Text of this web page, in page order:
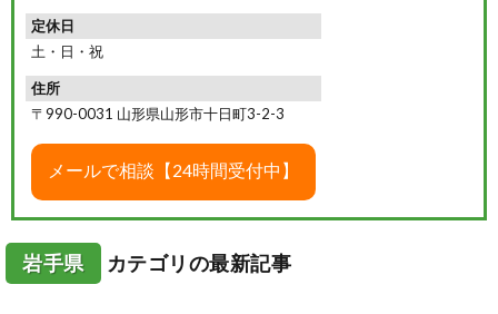
定休日
土・日・祝
住所
〒990-0031 山形県山形市十日町3-2-3
岩手県 カテゴリの最新記事